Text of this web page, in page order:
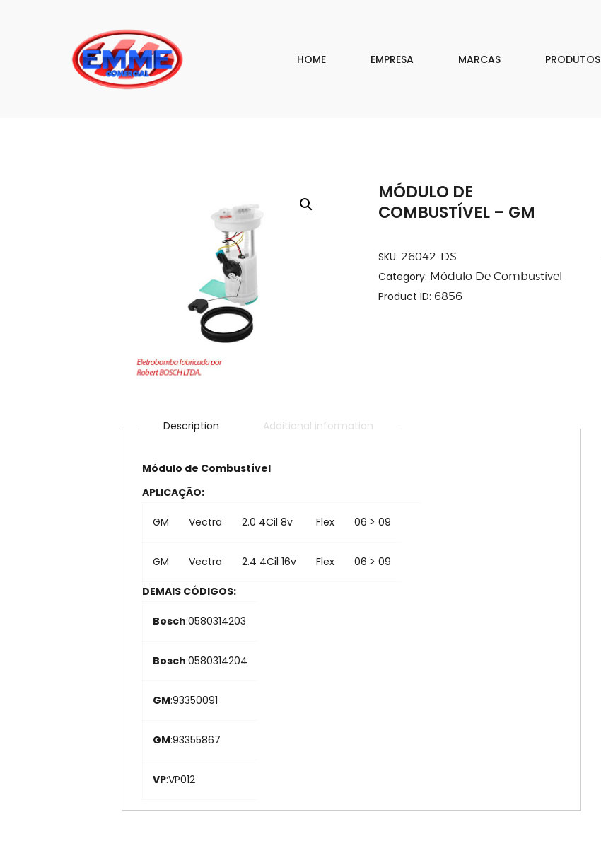
HOME EMPRESA MARCAS PRODUTOS
PRODUTOS
MÓDULO DE
COMBUSTÍVEL – GM
SKU: 26042-DS
Category: Módulo De Combustível
Product ID: 6856
Description Additional information
Módulo de Combustível
APLICAÇÃO:
GM Vectra 2.0 4Cil 8v Flex 06 > 09
GM Vectra 2.4 4Cil 16v Flex 06 > 09
DEMAIS CÓDIGOS:
Bosch:0580314203
Bosch:0580314204
GM:93350091
GM:93355867
VP:VP012
PESQUISAR